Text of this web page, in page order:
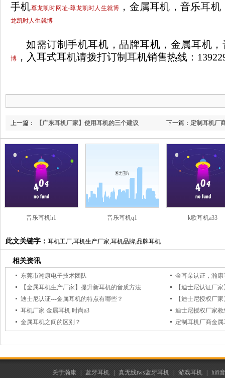
手机尊龙凯时网址-尊龙凯时人生就博 ，金属耳机，音乐耳
龙凯时人生就博
如需订制手机耳机，品牌耳机，金属耳机，
博 ，入耳式耳机请拨打订制耳机销售热线：
下一篇： 定制耳机厂
上一篇： 【广东耳机厂家】使用耳机的三个建议
音乐耳机h1 音乐耳机q1 k歌耳机a33
此文关键字： 耳机工厂,耳机生产厂家,耳机品牌,品牌耳机
相关资讯
东莞市瀚康电子技术团队
金耳朵认证，瀚
【金属耳机生产厂家】提升新耳机的音质方法
迪士尼认证---金属耳机的特点有哪些？
【迪士尼授权厂
耳机厂家 金属耳机 时尚a3
迪士尼授权厂家
金属耳机之间的区别？
定制耳机厂商金
关于瀚康 | 蓝牙耳机 | 真无线tws蓝牙耳机 | 游戏耳机 | hifi